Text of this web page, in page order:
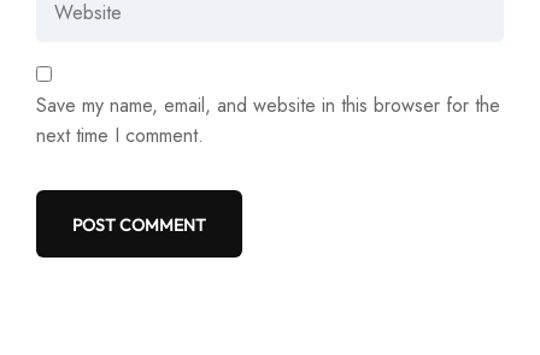
Save my name, email, and website in this browser for the
next time I comment.